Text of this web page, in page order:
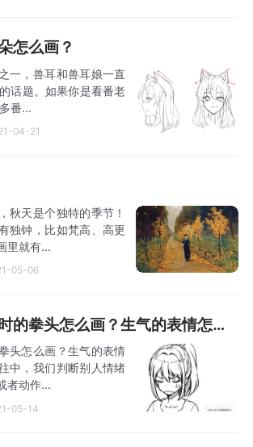
怎么画？
一，兽耳和兽耳娘一直
话题。如果你是看番老
番...
04-21
秋天是个独特的季节！
独钟，比如梵高、高更
里就有...
05-06
漫画人物生气时的拳头怎么画？生气的表情怎么画？
头怎么画？生气的表情
中，我们判断别人情绪
者动作...
05-14